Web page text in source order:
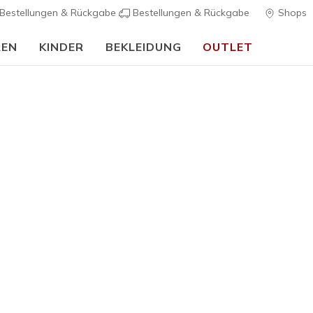
Bestellungen & Rückgabe Bestellungen & Rückgabe Shops
KINDER BEKLEIDUNG OUTLET